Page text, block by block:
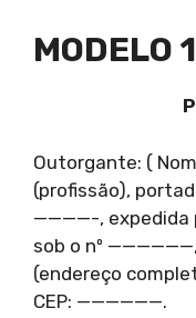
MODELO
Outorgante: (
(profissão),
————-, expedida
sob o nº
(endereço
CEP: ——————.